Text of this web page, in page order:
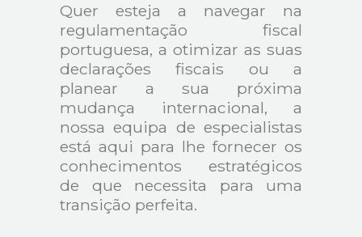
Quer esteja a navegar na
regulamentação fiscal
portuguesa, a otimizar as suas
declarações fiscais ou a
planear a sua próxima
mudança internacional, a
nossa equipa de especialistas
está aqui para lhe fornecer os
conhecimentos estratégicos
de que necessita para uma
transição perfeita.